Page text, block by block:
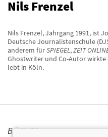
Nils Frenzel
Nils Frenzel, Jahrgang 1991, ist
Deutsche Journalistenschule
anderem fürSPIEGEL,ZEIT
Ghostwriter und Co-Autor
lebt in Köln.
BÜCHER